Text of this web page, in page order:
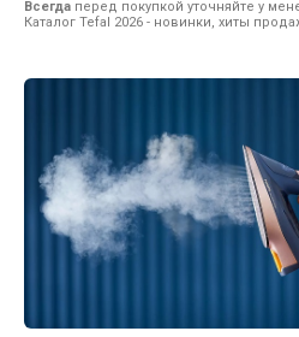
Всегда перед покупкой уточняйте у
Каталог Tefal 2026 - новинки, хиты